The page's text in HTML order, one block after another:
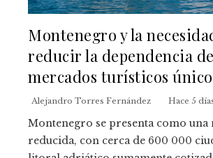
Montenegro y la
reducir la dependencia de
mercados turísticos
Alejandro Torres Fernández Hace 5
Montenegro se presenta como una
reducida, con cerca de 600 000